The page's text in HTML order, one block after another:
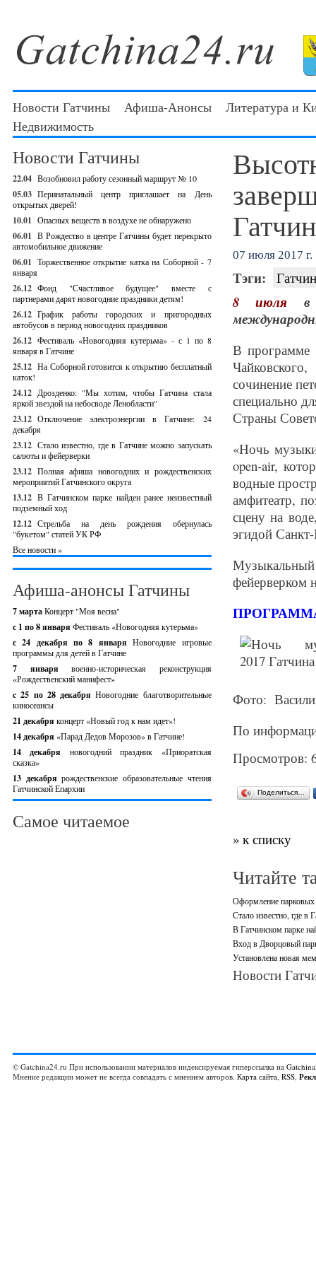
Новости Гатчины Афиша-Анонсы
Литература и
Недвижимость
Новости Гатчины
22.04 Возобновил работу сезонный маршрут № 10
05.03 Перинатальный центр приглашает на День
открытых дверей!
10.01 Опасных веществ в воздухе не обнаружено
06.01 В Рождество в центре Гатчины будет перекрыто
автомобильное движение
06.01 Торжественное открытие катка на Соборной - 7
января
26.12 Фонд "Счастливое будущее" вместе с
партнерами дарят новогодние праздники детям!
26.12 График работы городских и пригородных
автобусов в период новогодних праздников
26.12 Фестиваль «Новогодняя кутерьма» - с 1 по 8
января в Гатчине
25.12 На Соборной готовится к открытию бесплатный
каток!
24.12 Дрозденко: "Мы хотим, чтобы Гатчина стала
яркой звездой на небосводе Ленобласти"
23.12 Отключение электроэнергии в Гатчине: 24
декабря
23.12 Стало известно, где в Гатчине можно запускать
салюты и фейерверки
23.12 Полная афиша новогодних и рождественских
мероприятий Гатчинского округа
13.12 В Гатчинском парке найден ранее неизвестный
подземный ход
12.12 Стрельба на день рождения обернулась
"букетом" статей УК РФ
Все новости »
Афиша-анонсы Гатчины
7 мартаКонцерт "Моя весна"
с 1 по 8 января Фестиваль «Новогодняя кутерьма»
с 24 декабря по 8 январяНовогодние игровые
программы для детей в Гатчине
7 январявоенно-историческая реконструкция
«Рождественский манифест»
c 25 по 28 декабряНовогодние благотворительные
киносеансы
21 декабря концерт «Новый год к нам идет»!
14 декабря «Парад Дедов Морозов» в Гатчине!
14 декабря новогодний праздник «Приоратская
сказка»
13 декабрярождественские образовательные чтения
Гатчинской Епархии
Самое читаемое
07 июля 2017 г.
Тэги:
8 июля в
В программе
сочинение
специально
Страны
«Ночь
open-air,
водные
амфитеатр,
сцену на
эгидой
фейерверком
Фото:
По
Просмотров:
Поделиться…
» к списку
Читайте
Оформление парковых
Стало известно, где в
В Гатчинском парке
Вход в Дворцовый
Установлена новая
Новости
© Gatchina24.ru При использовании материалов индексируемая гиперссылка на
Мнение редакции может не всегда совпадать с мнением авторов. Карта сайта, RSS,